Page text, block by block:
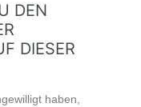
DEN
DIESER
haben,